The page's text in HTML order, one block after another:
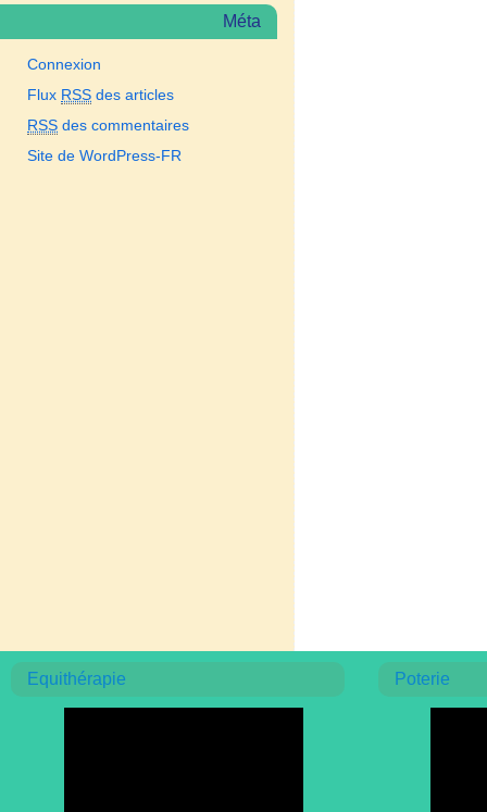
Méta
Connexion
Flux RSS des articles
RSS des commentaires
Site de WordPress-FR
Equithérapie Poterie